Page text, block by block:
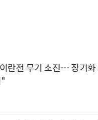
란전 무기 소진… 장기화